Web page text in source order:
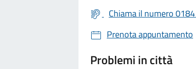
Chiama il numero
Prenota appuntamento
Problemi in città